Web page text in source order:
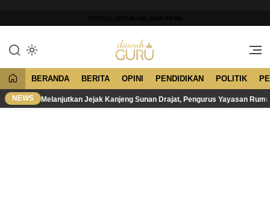
konten
Dawuh Guru
Merawat Tradisi, Membangun
BERANDA BERITA OPINI PENDIDIKAN POLITIK
NEWS Melanjutkan Jejak Kanjeng Sunan Drajat, Pengurus Yayasan